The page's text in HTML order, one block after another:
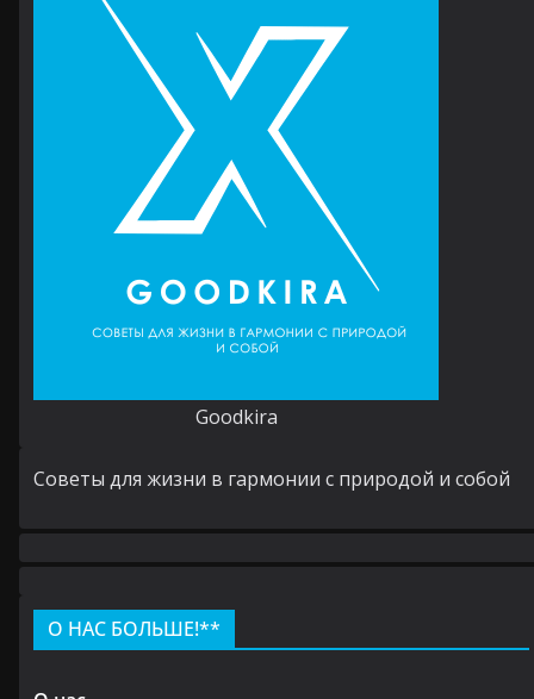
Goodkira
Cоветы для жизни в гармонии с природой и собой
О НАС БОЛЬШЕ!**